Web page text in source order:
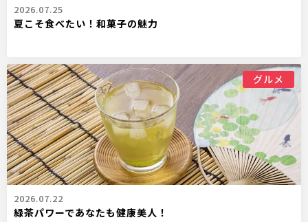
2026.07.25
夏こそ食べたい！和菓子の魅力
グルメ
2026.07.22
緑茶パワーであなたも健康美人！